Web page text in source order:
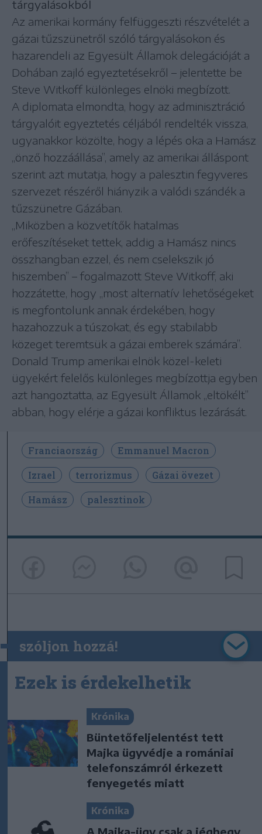
tárgyalásokból
Az amerikai kormány felfüggeszti részvételét a
gázai tűzszünetről szóló tárgyalásokon és
hazarendeli az Egyesült Államok delegációját a
Dohában zajló egyeztetésekről – jelentette be
Steve Witkoff különleges elnöki megbízott.
A diplomata elmondta, hogy az adminisztráció
tárgyalóit egyeztetés céljából rendelték vissza,
ugyanakkor közölte, hogy a lépés oka a Hamász
„önző hozzáállása”, amely az amerikai álláspont
szerint azt mutatja, hogy a palesztin fegyveres
szervezet részéről hiányzik a valódi szándék a
tűzszünetre Gázában.
„Miközben a közvetítők hatalmas
erőfeszítéseket tettek, addig a Hamász nincs
összhangban ezzel, és nem cselekszik jó
hiszemben” – fogalmazott Steve Witkoff, aki
hozzátette, hogy „most alternatív lehetőségeket
is megfontolunk annak érdekében, hogy
hazahozzuk a túszokat, és egy stabilabb
közeget teremtsük a gázai emberek számára”.
Donald Trump amerikai elnök közel-keleti
ügyekért felelős különleges megbízottja egyben
azt hangoztatta, az Egyesült Államok „eltökélt”
abban, hogy elérje a gázai konfliktus lezárását.
Franciaország
Emmanuel Macron
Izrael
terrorizmus
Gázai övezet
Hamász
palesztinok
szóljon hozzá!
Ezek is érdekelhetik
Krónika
Büntetőfeljelentést tett
Majka ügyvédje a romániai
telefonszámról érkezett
fenyegetés miatt
Krónika